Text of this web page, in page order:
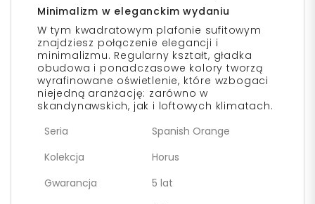
Minimalizm w eleganckim wydaniu
W tym kwadratowym plafonie sufitowym
znajdziesz połączenie elegancji i
minimalizmu. Regularny kształt, gładka
obudowa i ponadczasowe kolory tworzą
wyrafinowane oświetlenie, które wzbogaci
niejedną aranżację: zarówno w
skandynawskich, jak i loftowych klimatach.
Seria
Spanish Orange
Kolekcja
Horus
Gwarancja
5 lat